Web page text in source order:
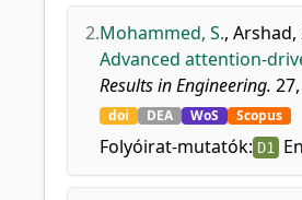
2.Mohammed, S., Arshad,
Advanced attention-
Results in Engineering.
doi DEA WoS Scopus
Folyóirat-mutatók: D1